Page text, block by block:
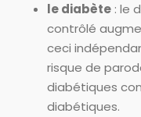
le diabète : le
contrôlé
ceci
risque de
diabétiques
diabétiques.